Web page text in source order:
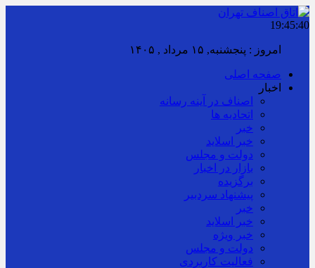
19:45:41
امروز : پنجشنبه, ۱۵ مرداد , ۱۴۰۵
صفحه اصلی
اخبار
اصناف در آینه رسانه
اتحادیه ها
خبر
خبر اسلايد
دولت و مجلس
بازار در اخبار
برگزیده
پیشنهاد سردبیر
خبر
خبر اسلايد
خبر ویژه
دولت و مجلس
فعالیت کاربردی